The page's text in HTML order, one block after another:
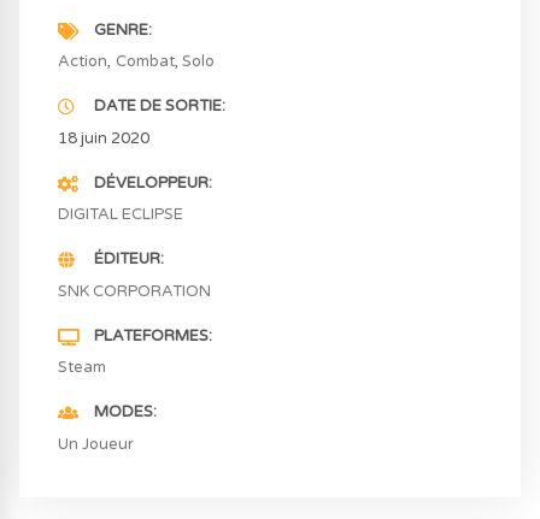
GENRE
Action Combat Solo
DATE DE SORTIE
18 juin 2020
DÉVELOPPEUR
DIGITAL ECLIPSE
ÉDITEUR
SNK CORPORATION
PLATEFORMES
Steam
MODES
Un Joueur